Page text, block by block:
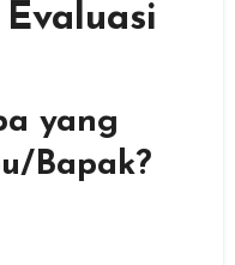
yang
Bapak?